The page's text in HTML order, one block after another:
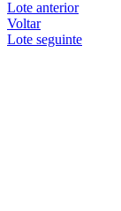
Lote anterior
Voltar
Lote seguinte